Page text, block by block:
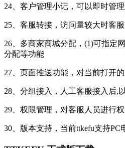
24、客户管理小记，可以即时管
25、客服转接，访问量较大时客
26、多商家商城分配，(1)可指定
分配等功能
27、页面推送功能，对当前打开
28、分组接入，人工客服接入后,
29、权限管理，对客服人员进行
30、版本支持，当前ttkefu支持